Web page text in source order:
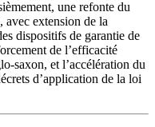
une refonte du
avec extension de la
dispositifs de garantie de
de l’efficacité
saxon, et l’accélération du
d’application de la loi